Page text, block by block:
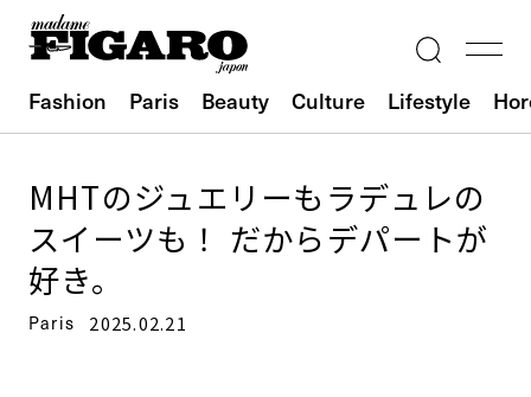
Fashion Paris Beauty Culture Lifestyle
MHTのジュエリーもラデュレの
スイーツも！ だからデパートが
好き。
Paris 2025.02.21